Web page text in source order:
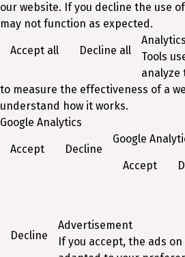
our website. If you decline the use
may not function as expected.
Accept all Decline all
Analytics
Tools
analyze
to measure the effectiveness of a
understand how it works.
Google Analytics
Accept Decline
Google
Accept
Decline
Advertisement
If you accept, the ads